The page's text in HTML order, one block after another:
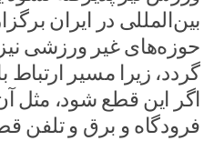
بین‌المللی در ایران
حوزه‌های غیر ورزشی
گردد، زیرا مسیر
اگر این قطع شود، مثل
فرودگاه و برق و تلفن